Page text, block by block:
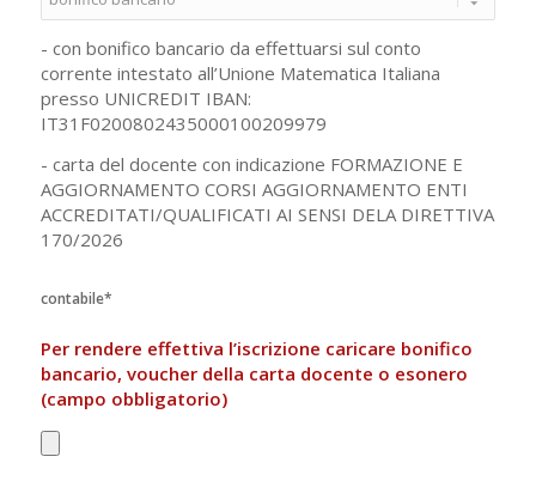
- con bonifico bancario da effettuarsi sul conto
corrente intestato all’Unione Matematica Italiana
presso UNICREDIT IBAN:
IT31F0200802435000100209979
- carta del docente con indicazione FORMAZIONE E
AGGIORNAMENTO CORSI AGGIORNAMENTO ENTI
ACCREDITATI/QUALIFICATI AI SENSI DELA DIRETTIVA
170/2026
contabile*
Per rendere effettiva l’iscrizione caricare bonifico
bancario, voucher della carta docente o esonero
(campo obbligatorio)